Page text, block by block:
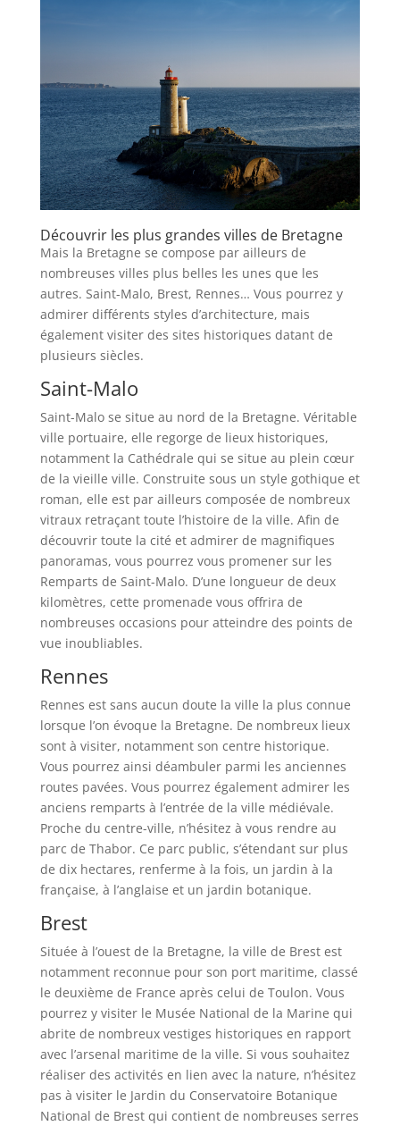
Découvrir les plus grandes villes de Bretagne
Mais la Bretagne se compose par ailleurs de
nombreuses villes plus belles les unes que les
autres. Saint-Malo, Brest, Rennes… Vous pourrez y
admirer différents styles d’architecture, mais
également visiter des sites historiques datant de
plusieurs siècles.
Saint-Malo
Saint-Malo se situe au nord de la Bretagne. Véritable
ville portuaire, elle regorge de lieux historiques,
notamment la Cathédrale qui se situe au plein cœur
de la vieille ville. Construite sous un style gothique et
roman, elle est par ailleurs composée de nombreux
vitraux retraçant toute l’histoire de la ville. Afin de
découvrir toute la cité et admirer de magnifiques
panoramas, vous pourrez vous promener sur les
Remparts de Saint-Malo. D’une longueur de deux
kilomètres, cette promenade vous offrira de
nombreuses occasions pour atteindre des points de
vue inoubliables.
Rennes
Rennes est sans aucun doute la ville la plus connue
lorsque l’on évoque la Bretagne. De nombreux lieux
sont à visiter, notamment son centre historique.
Vous pourrez ainsi déambuler parmi les anciennes
routes pavées. Vous pourrez également admirer les
anciens remparts à l’entrée de la ville médiévale.
Proche du centre-ville, n’hésitez à vous rendre au
parc de Thabor. Ce parc public, s’étendant sur plus
de dix hectares, renferme à la fois, un jardin à la
française, à l’anglaise et un jardin botanique.
Brest
Située à l’ouest de la Bretagne, la ville de Brest est
notamment reconnue pour son port maritime, classé
le deuxième de France après celui de Toulon. Vous
pourrez y visiter le Musée National de la Marine qui
abrite de nombreux vestiges historiques en rapport
avec l’arsenal maritime de la ville. Si vous souhaitez
réaliser des activités en lien avec la nature, n’hésitez
pas à visiter le Jardin du Conservatoire Botanique
National de Brest qui contient de nombreuses serres